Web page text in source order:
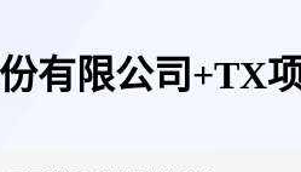
有限公司+TX